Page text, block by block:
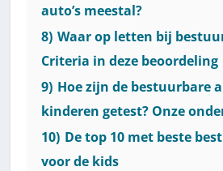
auto’s meestal?
8) Waar op letten bij
Criteria in deze beoordeling
9) Hoe zijn de bestuurbare
kinderen getest? Onze
10) De top 10 met beste
voor de kids